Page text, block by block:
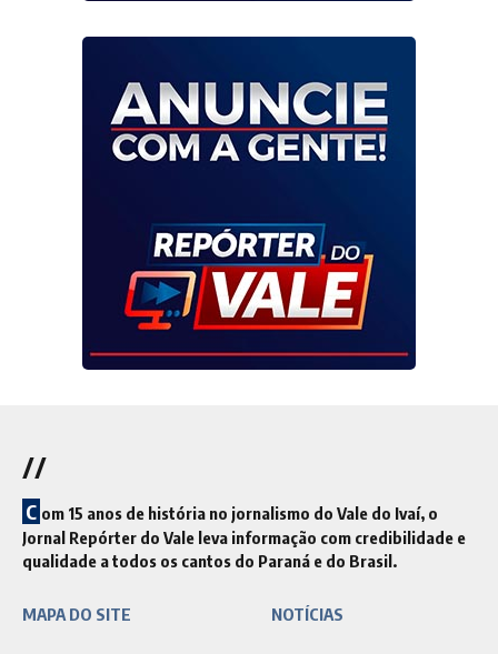
//
C om 15 anos de história no jornalismo do Vale do Ivaí, o
Jornal Repórter do Vale leva informação com credibilidade e
qualidade a todos os cantos do Paraná e do Brasil.
MAPA DO SITE NOTÍCIAS